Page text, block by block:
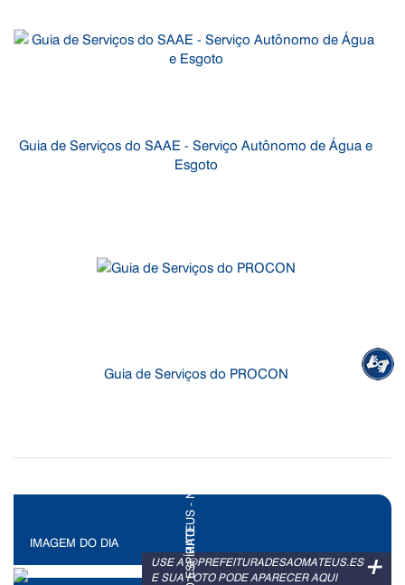
Guia de Serviços do SAAE - Serviço Autônomo de Água e
Esgoto
Guia de Serviços do PROCON
IMAGEM DO DIA
+
USE A @PREFEITURADESAOMATEUS.ES
E SUA FOTO PODE APARECER AQUI